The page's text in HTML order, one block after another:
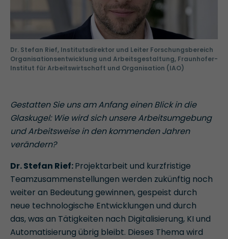
Dr. Stefan Rief, Institutsdirektor und Leiter Forschungsbereich
Organisationsentwicklung und Arbeitsgestaltung, Fraunhofer-
Institut für Arbeitswirtschaft und Organisation (IAO)
Gestatten Sie uns am Anfang einen Blick in die
Glaskugel: Wie wird sich unsere Arbeitsumgebung
und Arbeitsweise in den kommenden Jahren
verändern?
Dr. Stefan Rief:Projektarbeit und kurzfristige
Teamzusammenstellungen werden zukünftig noch
weiter an Bedeutung gewinnen, gespeist durch
neue technologische Entwicklungen und durch
das, was an Tätigkeiten nach Digitalisierung, KI und
Automatisierung übrig bleibt. Dieses Thema wird